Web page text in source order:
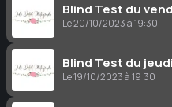
Blind Test du
Le 20/10/2023 à 19:30
Blind Test du
Le 19/10/2023 à 19:30